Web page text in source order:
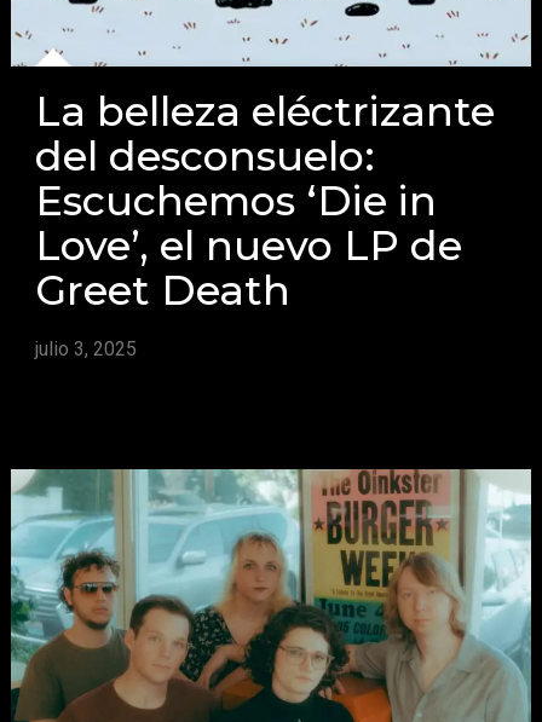
La belleza eléctrizante
del desconsuelo:
Escuchemos ‘Die in
Love’, el nuevo LP de
Greet Death
julio 3, 2025